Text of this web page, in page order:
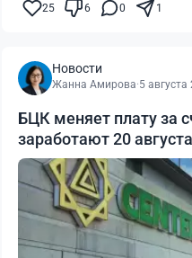
25 6 0 1
Новости
Жанна Амирова·5 августа
БЦК меняет плату за
заработают 20 августа